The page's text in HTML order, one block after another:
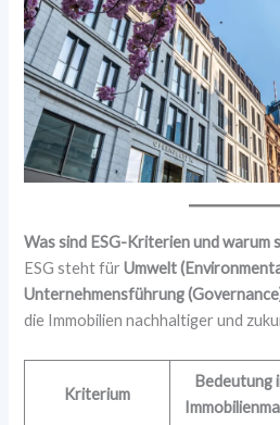
Was sind ESG-Kriterien und warum
ESG steht fürUmwelt
Unternehmensführung
die Immobilien nachhaltiger und
Kriterium
Bedeutung